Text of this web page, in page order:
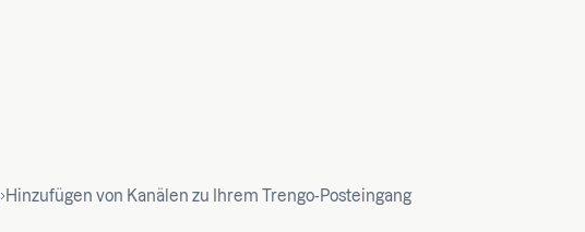
Hinzufügen von Kanälen zu Ihrem Trengo-Posteingang